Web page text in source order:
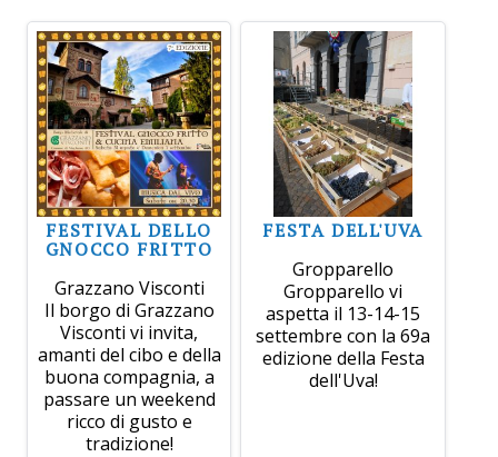
FESTIVAL DELLO
GNOCCO FRITTO
Grazzano Visconti
Il borgo di Grazzano
Visconti vi invita,
amanti del cibo e della
buona compagnia, a
passare un weekend
ricco di gusto e
tradizione!
FESTA DELL'UVA
Gropparello
Gropparello vi
aspetta il 13-14-15
settembre con la 69a
edizione della Festa
dell'Uva!